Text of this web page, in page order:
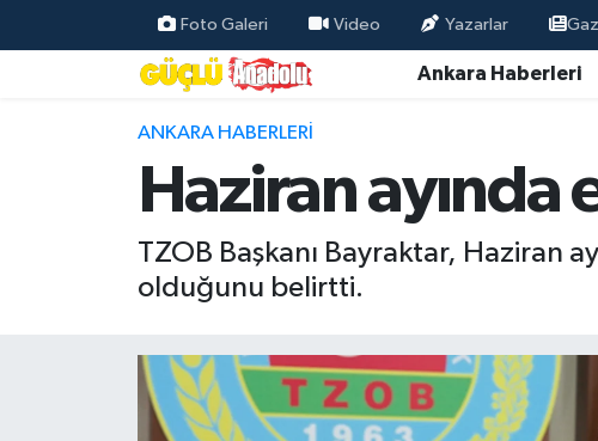
Foto Galeri Video Yazarlar
Ankara Haberleri
ANKARA HABERLERI
Haziran ayında
TZOB Başkanı Bayraktar, Haziran
olduğunu belirtti.
Özel Haber
Resmi İlanlar